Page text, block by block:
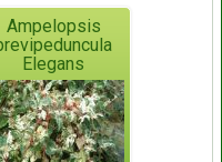
Ampelopsis
Elegans